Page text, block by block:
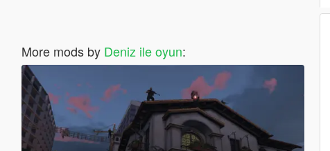
More mods by Deniz ile oyun: